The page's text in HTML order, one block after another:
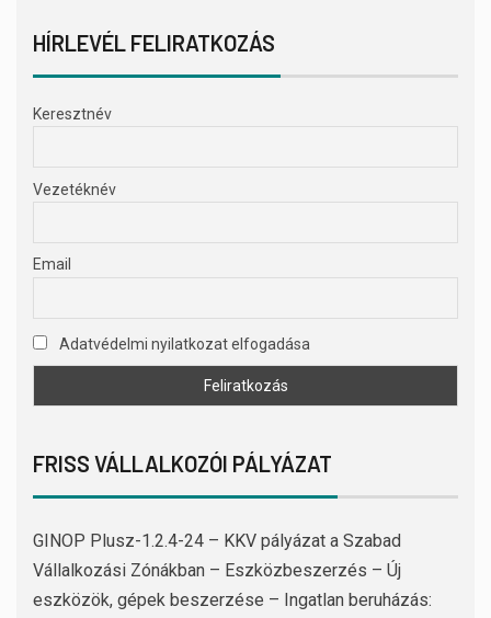
HÍRLEVÉL FELIRATKOZÁS
Keresztnév
Vezetéknév
Email
Adatvédelmi nyilatkozat elfogadása
FRISS VÁLLALKOZÓI PÁLYÁZAT
GINOP Plusz-1.2.4-24 – KKV pályázat a Szabad
Vállalkozási Zónákban – Eszközbeszerzés – Új
eszközök, gépek beszerzése – Ingatlan beruházás: